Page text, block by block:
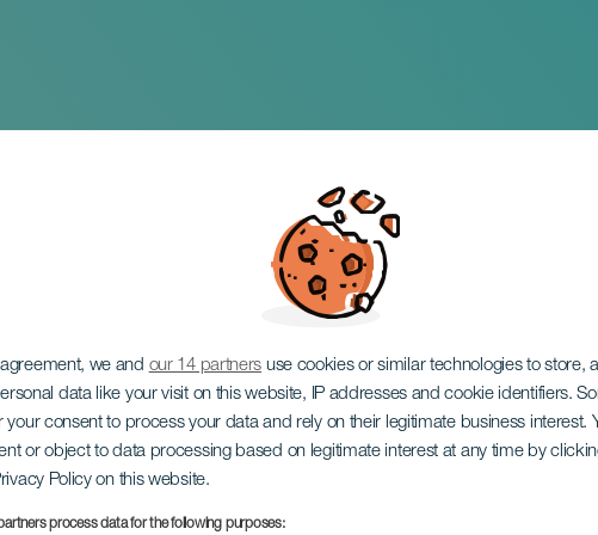
we and our 14 partners use cookies or similar technologies to store,
data like your visit on this website, IP addresses and cookie identifiers.
your consent to process your data and rely on their legitimate business interest.
or object to data processing based on legitimate interest at any time by
Policy on this website.
process data for the following purposes:
resan jorden runt: